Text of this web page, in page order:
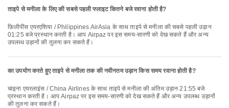
ताइपे से मनीला के लिए की सबसे पहली फ्लाइट कितने बजे रवाना होती है?
फ़िलीपींस एयरएशिया / Philippines AirAsia के साथ ताइपे से मनीला की सबसे पहली उड़ान
01:25 बजे प्रस्थान करती है। आप Airpaz पर इस समय-सारणी को देख सकते हैं और अन्य
उपलब्ध उड़ानों की तुलना कर सकते हैं।
का उपयोग करते हुए ताइपे से मनीला तक की नवीनतम उड़ान किस समय रवाना होती है?
चाइना एयरलाइंस / China Airlines के साथ ताइपे से मनीला की अंतिम उड़ान 21:55 बजे
प्रस्थान करती है। आप Airpaz पर इस समय-सारणी को देख सकते हैं और अन्य उपलब्ध उड़ानों
की तुलना कर सकते हैं।